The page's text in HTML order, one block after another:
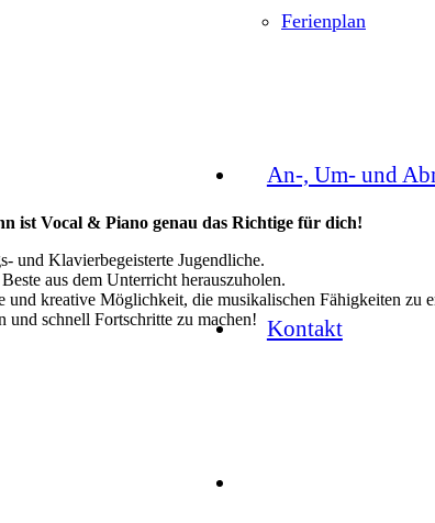
Ferienplan
An-, Um- und
Kontakt
ist Vocal & Piano genau das Richtige für dich!
und Klavierbegeisterte Jugendliche.
aus dem Unterricht herauszuholen.
und kreative Möglichkeit, die musikalischen Fähigkeiten zu
schnell Fortschritte zu machen!